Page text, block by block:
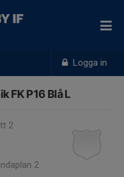
Logga in
IF
FK P16 Blå L
2
2